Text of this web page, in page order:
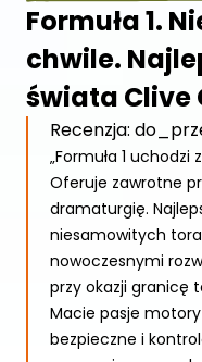
Formuła 1.
chwile.
świata Clive
Recenzja:
„Formuła 1
Oferuje zawrotne
dramaturgię.
niesamowitych
nowoczesnymi
przy okazji granicę
Macie pasje
bezpieczne i